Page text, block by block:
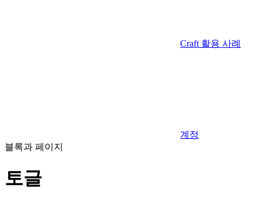
Craft 활용 사례
계정
블록과 페이지
토글